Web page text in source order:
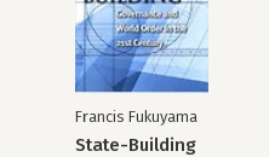
Francis Fukuyama
State-Building